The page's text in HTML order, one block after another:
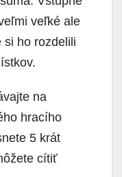
veľké ale
si ho rozdelili
na
hracího
5 krát
cítiť